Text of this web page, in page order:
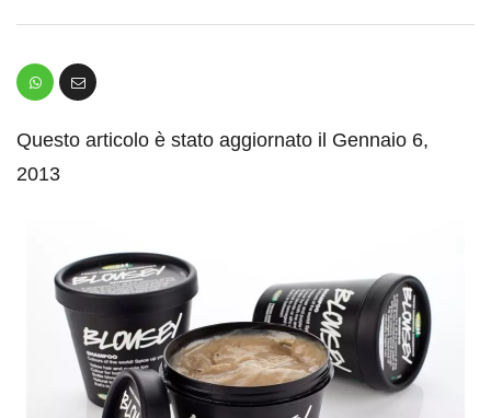
Questo articolo è stato aggiornato il Gennaio 6,
2013